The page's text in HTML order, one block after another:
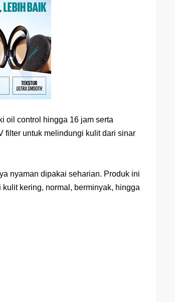
oil control hingga 16 jam serta
filter untuk melindungi kulit dari sinar
nyaman dipakai seharian. Produk ini
kering, normal, berminyak, hingga